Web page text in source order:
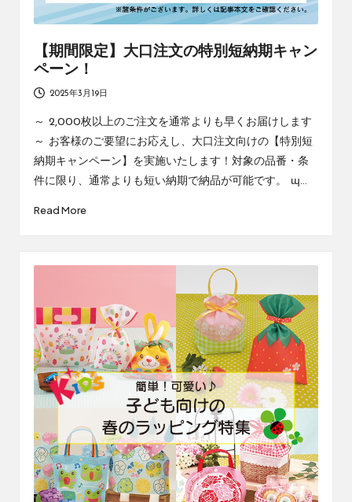
【期間限定】大口注文の特別短納期キャン
ペーン！
2025年3月19日
～ 2,000枚以上のご注文を通常よりも早くお届けします
～ お客様のご要望にお応えし、大口注文向けの【特別短
納期キャンペーン】を実施いたします！対象の品番・条
件に限り、通常よりも短い納期で納品が可能です。 ɰ…
Read More